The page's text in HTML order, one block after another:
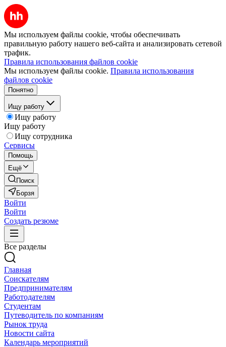
Мы используем файлы cookie, чтобы обеспечивать
правильную работу нашего веб-сайта и анализировать сетевой
трафик.
Правила использования файлов cookie
Мы используем файлы cookie. Правила использования
файлов cookie
Понятно
Ищу работу
Ищу работу
Ищу работу
Ищу сотрудника
Сервисы
Помощь
Ещё
Поиск
Борзя
Войти
Войти
Создать резюме
Все разделы
Главная
Соискателям
Предпринимателям
Работодателям
Студентам
Путеводитель по компаниям
Рынок труда
Новости сайта
Календарь мероприятий